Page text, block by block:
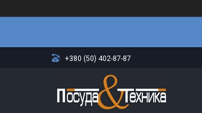
+380 (50) 402-87-87